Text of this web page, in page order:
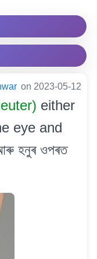
on 2023-05-12
either
eye and
হনুৰ ওপৰত